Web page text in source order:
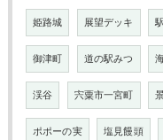
姫路城 展望デッキ
御津町 道の駅みつ
渓谷 宍粟市一宮町
ポポーの実 塩見饅頭